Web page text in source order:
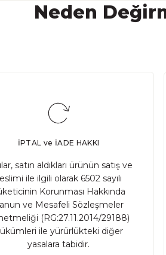
olan geleneksel
Neden
İPTAL ve İADE HAKKI
satın aldıkları ürünün satış ve
ile ilgili olarak 6502 sayılı
Korunması Hakkında
ve Mesafeli Sözleşmeler
(RG:27.11.2014/29188)
ile yürürlükteki diğer
yasalara tabidir.